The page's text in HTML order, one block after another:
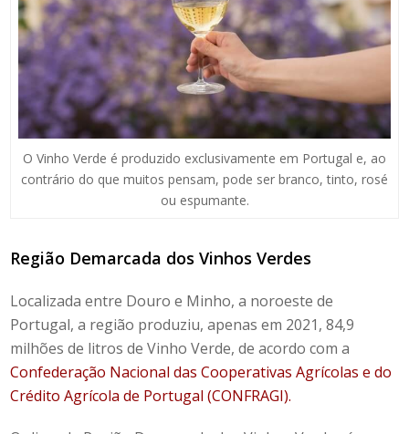
O Vinho Verde é produzido exclusivamente em Portugal e, ao
contrário do que muitos pensam, pode ser branco, tinto, rosé
ou espumante.
Região Demarcada dos Vinhos Verdes
Localizada entre Douro e Minho, a noroeste de
Portugal, a região produziu, apenas em 2021, 84,9
milhões de litros de Vinho Verde, de acordo com a
Confederação Nacional das Cooperativas Agrícolas e do
Crédito Agrícola de Portugal (CONFRAGI).